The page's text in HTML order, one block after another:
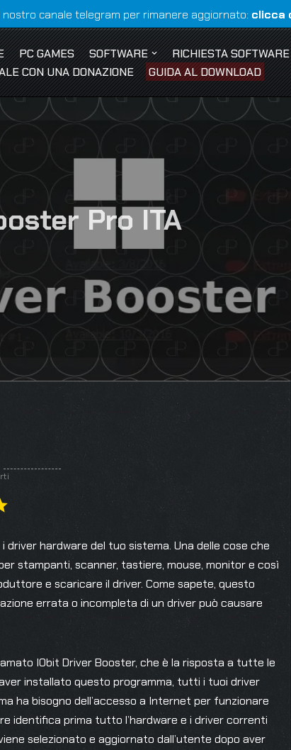
nostro canale telegram per rimanere aggiornato: clicca
PC GAMES SOFTWARE RICHIESTA SOFTWARE
CON UNA DONAZIONE
GUIDA AL DOWNLOAD
Pro ITA
hardware del tuo sistema. Una delle cose che
stampanti, scanner, tastiere, mouse, monitor e così
e scaricare il driver. Come sapete, questo
errata o incompleta di un driver può causare
IObit Driver Booster, che è la risposta a tutte le
installato questo programma, tutti i tuoi driver
ha bisogno dell’accesso a Internet per funzionare
identifica prima tutto l’hardware e i driver correnti
selezionato e aggiornato dall’utente dopo aver